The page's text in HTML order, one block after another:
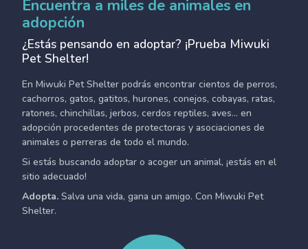
Encuentra a miles de animales en
adopción
¿Estás pensando en adoptar? ¡Prueba Miwuki
Pet Shelter!
En Miwuki Pet Shelter podrás encontrar cientos de perros,
cachorros, gatos, gatitos, hurones, conejos, cobayas, ratas,
ratones, chinchillas, jerbos, cerdos reptiles, aves... en
adopción procedentes de protectoras y asociaciones de
animales o perreras de todo el mundo.
Si estás buscando adoptar o acoger un animal, ¡estás en el
sitio adecuado!
Adopta. Salva una vida, gana un amigo. Con Miwuki Pet
Shelter.